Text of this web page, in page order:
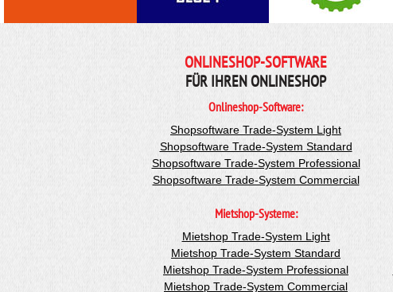
ONLINESHOP-SOFTWARE
FÜR IHREN ONLINESHOP
Onlineshop-Software:
Shopsoftware Trade-System Light
Shopsoftware Trade-System Standard
Shopsoftware Trade-System Professional
Shopsoftware Trade-System Commercial
Mietshop-Systeme:
Mietshop Trade-System Light
Mietshop Trade-System Standard
Mietshop Trade-System Professional
Mietshop Trade-System Commercial